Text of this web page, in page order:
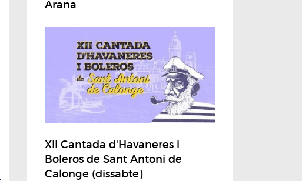
Arana
XII Cantada d'Havaneres i
Boleros de Sant Antoni de
Calonge (dissabte)